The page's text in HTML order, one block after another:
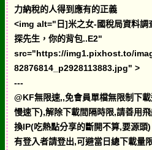
力納稅的人得到應有的正義
<img alt="日]米之女-國稅局資料調
探先生，你的背包..E2"
src="https://img1.pixhost.to/
82876814_p2928113883.jpg" >
---
@KF無限速,,免會員單檔無限制下
慢速下),解除下載間隔時限,請善用
換IP(吃熱點分享的斷開不算,要源頭
有登入者請登出,可避當日總下載量